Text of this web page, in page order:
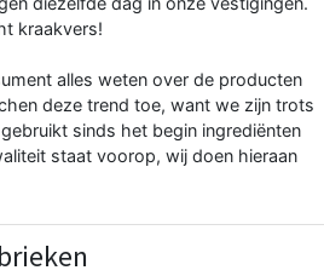
kraakvers!
alles weten over de producten
deze trend toe, want we zijn trots
sinds het begin ingrediënten
staat voorop, wij doen hieraan